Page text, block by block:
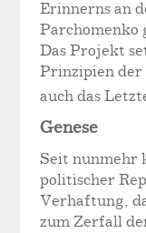
Erinnerns an
Parchomenko
Das Projekt
Prinzipien der
auch das
Genese
Seit nunmehr
politischer
Verhaftung,
zum Zerfall